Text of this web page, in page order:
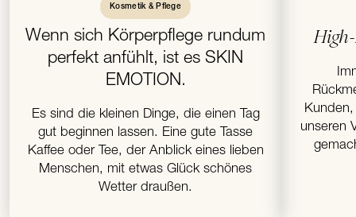
Kosmetik & Pflege
Wenn sich Körperpflege rundum
perfekt anfühlt, ist es SKIN
EMOTION.
Es sind die kleinen Dinge, die einen Tag
gut beginnen lassen. Eine gute Tasse
Kaffee oder Tee, der Anblick eines lieben
Menschen, mit etwas Glück schönes
Wetter draußen.
unseren